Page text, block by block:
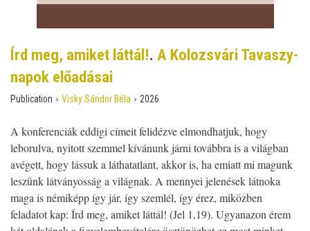
Írd meg, amiket láttál!. A Kolozsvári Tavaszy-
napok előadásai
Publication › Visky Sándor Béla › 2026
A konferenciák eddigi címeit felidézve elmondhatjuk, hogy
leborulva, nyitott szemmel kívánunk járni továbbra is a világban
avégett, hogy lássuk a láthatatlant, akkor is, ha emiatt mi magunk
leszünk látványosság a világnak. A mennyei jelenések látnoka
maga is némiképp így jár, így szemlél, így érez, miközben
feladatot kap: Írd meg, amiket láttál! (Jel 1,19). Ugyanazon érem